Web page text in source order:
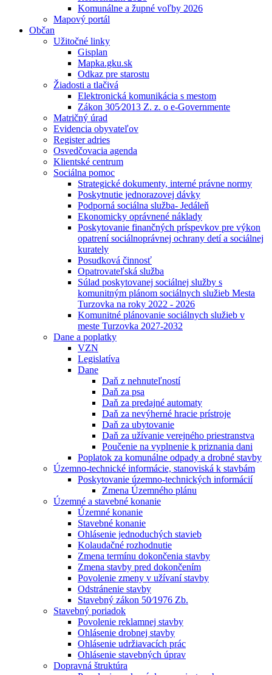
Komunálne a župné voľby 2026
Mapový portál
Občan
Užitočné linky
Gisplan
Mapka.gku.sk
Odkaz pre starostu
Žiadosti a tlačivá
Elektronická komunikácia s mestom
Zákon 305⁄2013 Z. z. o e-Governmente
Matričný úrad
Evidencia obyvateľov
Register adries
Osvedčovacia agenda
Klientské centrum
Sociálna pomoc
Strategické dokumenty, interné právne normy
Poskytnutie jednorazovej dávky
Podporná sociálna služba- Jedáleň
Ekonomicky oprávnené náklady
Poskytovanie finančných príspevkov pre výkon
opatrení sociálnoprávnej ochrany detí a sociálnej
kurately
Posudková činnosť
Opatrovateľská služba
Súlad poskytovanej sociálnej služby s
komunitným plánom sociálnych služieb Mesta
Turzovka na roky 2022 - 2026
Komunitné plánovanie sociálnych služieb v
meste Turzovka 2027-2032
Dane a poplatky
VZN
Legislatíva
Dane
Daň z nehnuteľností
Daň za psa
Daň za predajné automaty
Daň za nevýherné hracie prístroje
Daň za ubytovanie
Daň za užívanie verejného priestranstva
Poučenie na vyplnenie k priznania dani
Poplatok za komunálne odpady a drobné stavby
Územno-technické informácie, stanoviská k stavbám
Poskytovanie územno-technických informácií
Zmena Územného plánu
Územné a stavebné konanie
Územné konanie
Stavebné konanie
Ohlásenie jednoduchých stavieb
Kolaudačné rozhodnutie
Zmena termínu dokončenia stavby
Zmena stavby pred dokončením
Povolenie zmeny v užívaní stavby
Odstránenie stavby
Stavebný zákon 50⁄1976 Zb.
Stavebný poriadok
Povolenie reklamnej stavby
Ohlásenie drobnej stavby
Ohlásenie udržiavacích prác
Ohlásenie stavebných úprav
Dopravná štruktúra